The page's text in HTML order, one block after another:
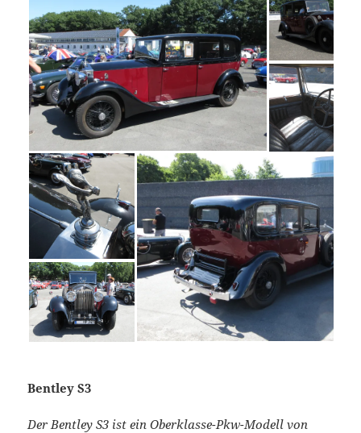
Bentley S3
Der Bentley S3 ist ein Oberklasse-Pkw-Modell von